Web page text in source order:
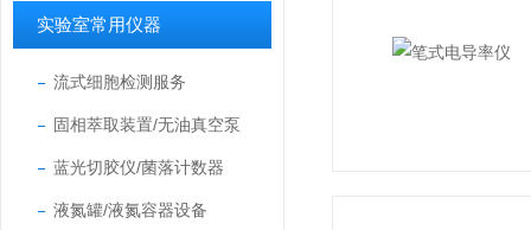
实验室常用仪器
流式细胞检测服务
固相萃取装置/无油真空泵
蓝光切胶仪/菌落计数器
液氮罐/液氮容器设备